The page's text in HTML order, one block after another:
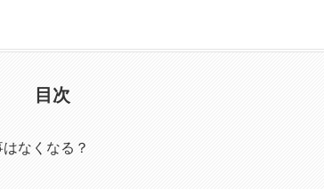
目次
なくなる？